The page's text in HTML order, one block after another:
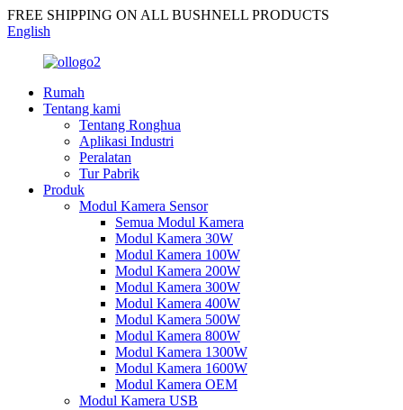
FREE SHIPPING ON ALL BUSHNELL PRODUCTS
English
Rumah
Tentang kami
Tentang Ronghua
Aplikasi Industri
Peralatan
Tur Pabrik
Produk
Modul Kamera Sensor
Semua Modul Kamera
Modul Kamera 30W
Modul Kamera 100W
Modul Kamera 200W
Modul Kamera 300W
Modul Kamera 400W
Modul Kamera 500W
Modul Kamera 800W
Modul Kamera 1300W
Modul Kamera 1600W
Modul Kamera OEM
Modul Kamera USB